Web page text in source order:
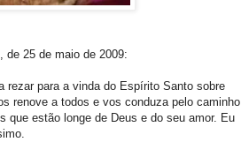
de 25 de maio de 2009:
rezar para a vinda do Espírito Santo sobre
renove a todos e vos conduza pelo caminho
que estão longe de Deus e do seu amor. Eu